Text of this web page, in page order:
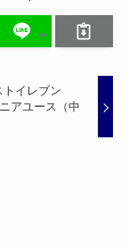
イレブン
アユース（中